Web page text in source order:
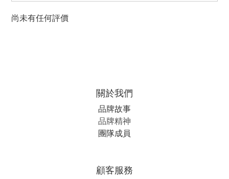
尚未有任何評價
關於我們
品牌故事
品牌精神
團隊成員
顧客服務